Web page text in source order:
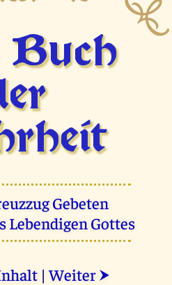
Buch
Gebeten
Lebendigen Gottes
|Weiter ⮞